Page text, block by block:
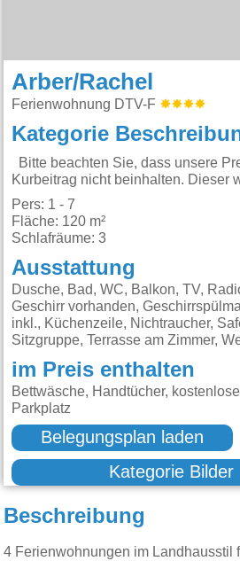
Arber/Rachel
Ferienwohnung DTV-F
Kategorie
Bitte beachten Sie, dass unsere
Kurbeitrag nicht beinhalten. Dieser
Pers: 1 - 7
Fläche: 120 m²
Schlafräume: 3
Ausstattung
Dusche, Bad, WC, Balkon, TV,
Geschirr vorhanden,
inkl., Küchenzeile, Nichtraucher,
Sitzgruppe, Terrasse am Zimmer,
im Preis enthalten
Bettwäsche, Handtücher,
Parkplatz
Belegungsplan laden
Kategorie Bilder
Beschreibung
4 Ferienwohnungen im Landhausstil